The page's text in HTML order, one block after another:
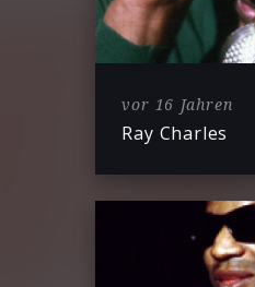
vor 16 Jahren
Ray Charles